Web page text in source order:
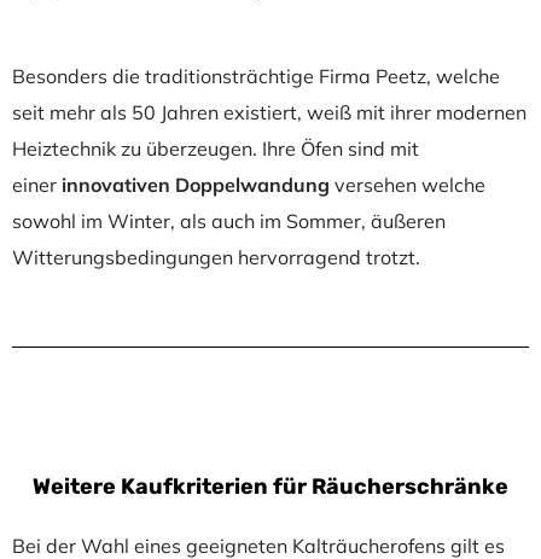
Besonders die traditionsträchtige Firma Peetz, welche
seit mehr als 50 Jahren existiert, weiß mit ihrer modernen
Heiztechnik zu überzeugen. Ihre Öfen sind mit
einer innovativen Doppelwandung versehen welche
sowohl im Winter, als auch im Sommer, äußeren
Witterungsbedingungen hervorragend trotzt.
Weitere Kaufkriterien für Räucherschränke
Bei der Wahl eines geeigneten Kalträucherofens gilt es